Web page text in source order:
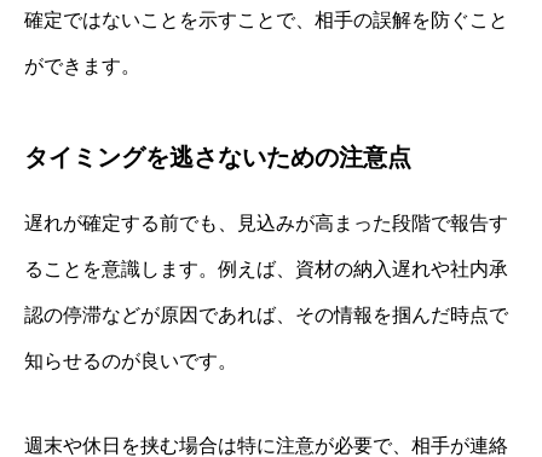
確定ではないことを示すことで、相手の誤解を防ぐこと
ができます。
タイミングを逃さないための注意点
遅れが確定する前でも、見込みが高まった段階で報告す
ることを意識します。例えば、資材の納入遅れや社内承
認の停滞などが原因であれば、その情報を掴んだ時点で
知らせるのが良いです。
週末や休日を挟む場合は特に注意が必要で、相手が連絡